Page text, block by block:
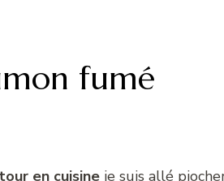
fumé
en cuisine je suis allé